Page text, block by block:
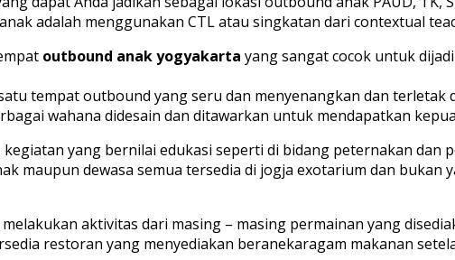
adalah menggunakan CTL atau singkatan dari contextual
outbound anak yogyakarta yang sangat cocok untuk
tempat outbound yang seru dan menyenangkan dan terletak
wahana didesain dan ditawarkan untuk mendapatkan
yang bernilai edukasi seperti di bidang peternakan dan
maupun dewasa semua tersedia di jogja exotarium dan
aktivitas dari masing – masing permainan yang
restoran yang menyediakan beranekaragam makanan